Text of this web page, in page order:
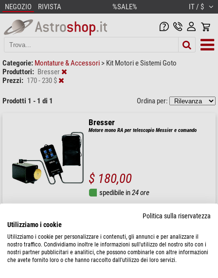
NEGOZIO RIVISTA %SALE% IT / $
Categorie: Montature & Accessori > Kit Motori e Sistemi Goto
Produttori: Bresser
Prezzi: 170 - 230 $
Prodotti 1 - 1 di 1 Ordina per:
Bresser
Motore mono RA per telescopio Messier e comando
$ 180,00
spedibile in24 ore
Politica sulla riservatezza
Utilizziamo i cookie
Utilizziamo i cookie per personalizzare i contenuti, gli annunci e per analizzare il
nostro traffico. Condividiamo inoltre le informazioni sull'utilizzo del nostro sito con i
nostri partner pubblicitari e analitici, che possono combinarle con altre informazioni
che avete fornito loro o che hanno raccolto dall'utilizzo dei loro servizi.